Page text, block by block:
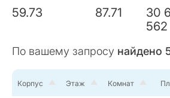
59.73 87.71
30
562
По вашему запросу найдено
Корпус Этаж Комнат